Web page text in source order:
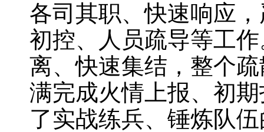
各司其职、快速响应
初控、人员疏导等工
离、快速集结，整个
满完成火情上报、初
了实战练兵、锤炼队